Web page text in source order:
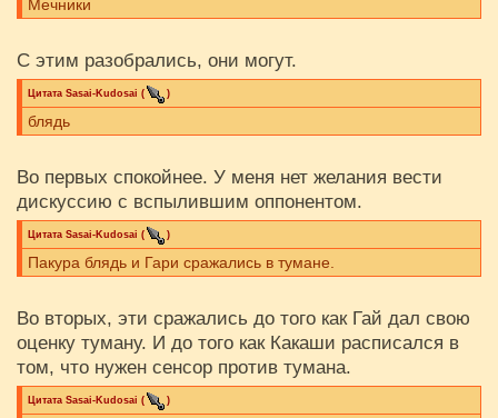
Мечники
С этим разобрались, они могут.
Цитата Sasai-Kudosai ( )
блядь
Во первых спокойнее. У меня нет желания вести
дискуссию с вспылившим оппонентом.
Цитата Sasai-Kudosai ( )
Пакура блядь и Гари сражались в тумане.
Во вторых, эти сражались до того как Гай дал свою
оценку туману. И до того как Какаши расписался в
том, что нужен сенсор против тумана.
Цитата Sasai-Kudosai ( )